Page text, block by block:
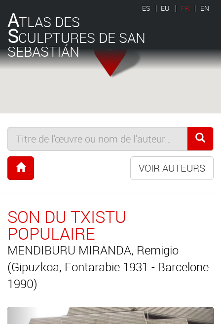
ATLAS DES
SCULPTURES DE SAN
SEBASTIÁN
ES EU FR EN
VOIR AUTEURS
SON DU TXISTU
POPULAIRE
MENDIBURU MIRANDA, Remigio
(Gipuzkoa, Fontarabie 1931 - Barcelone
1990)
Précédent